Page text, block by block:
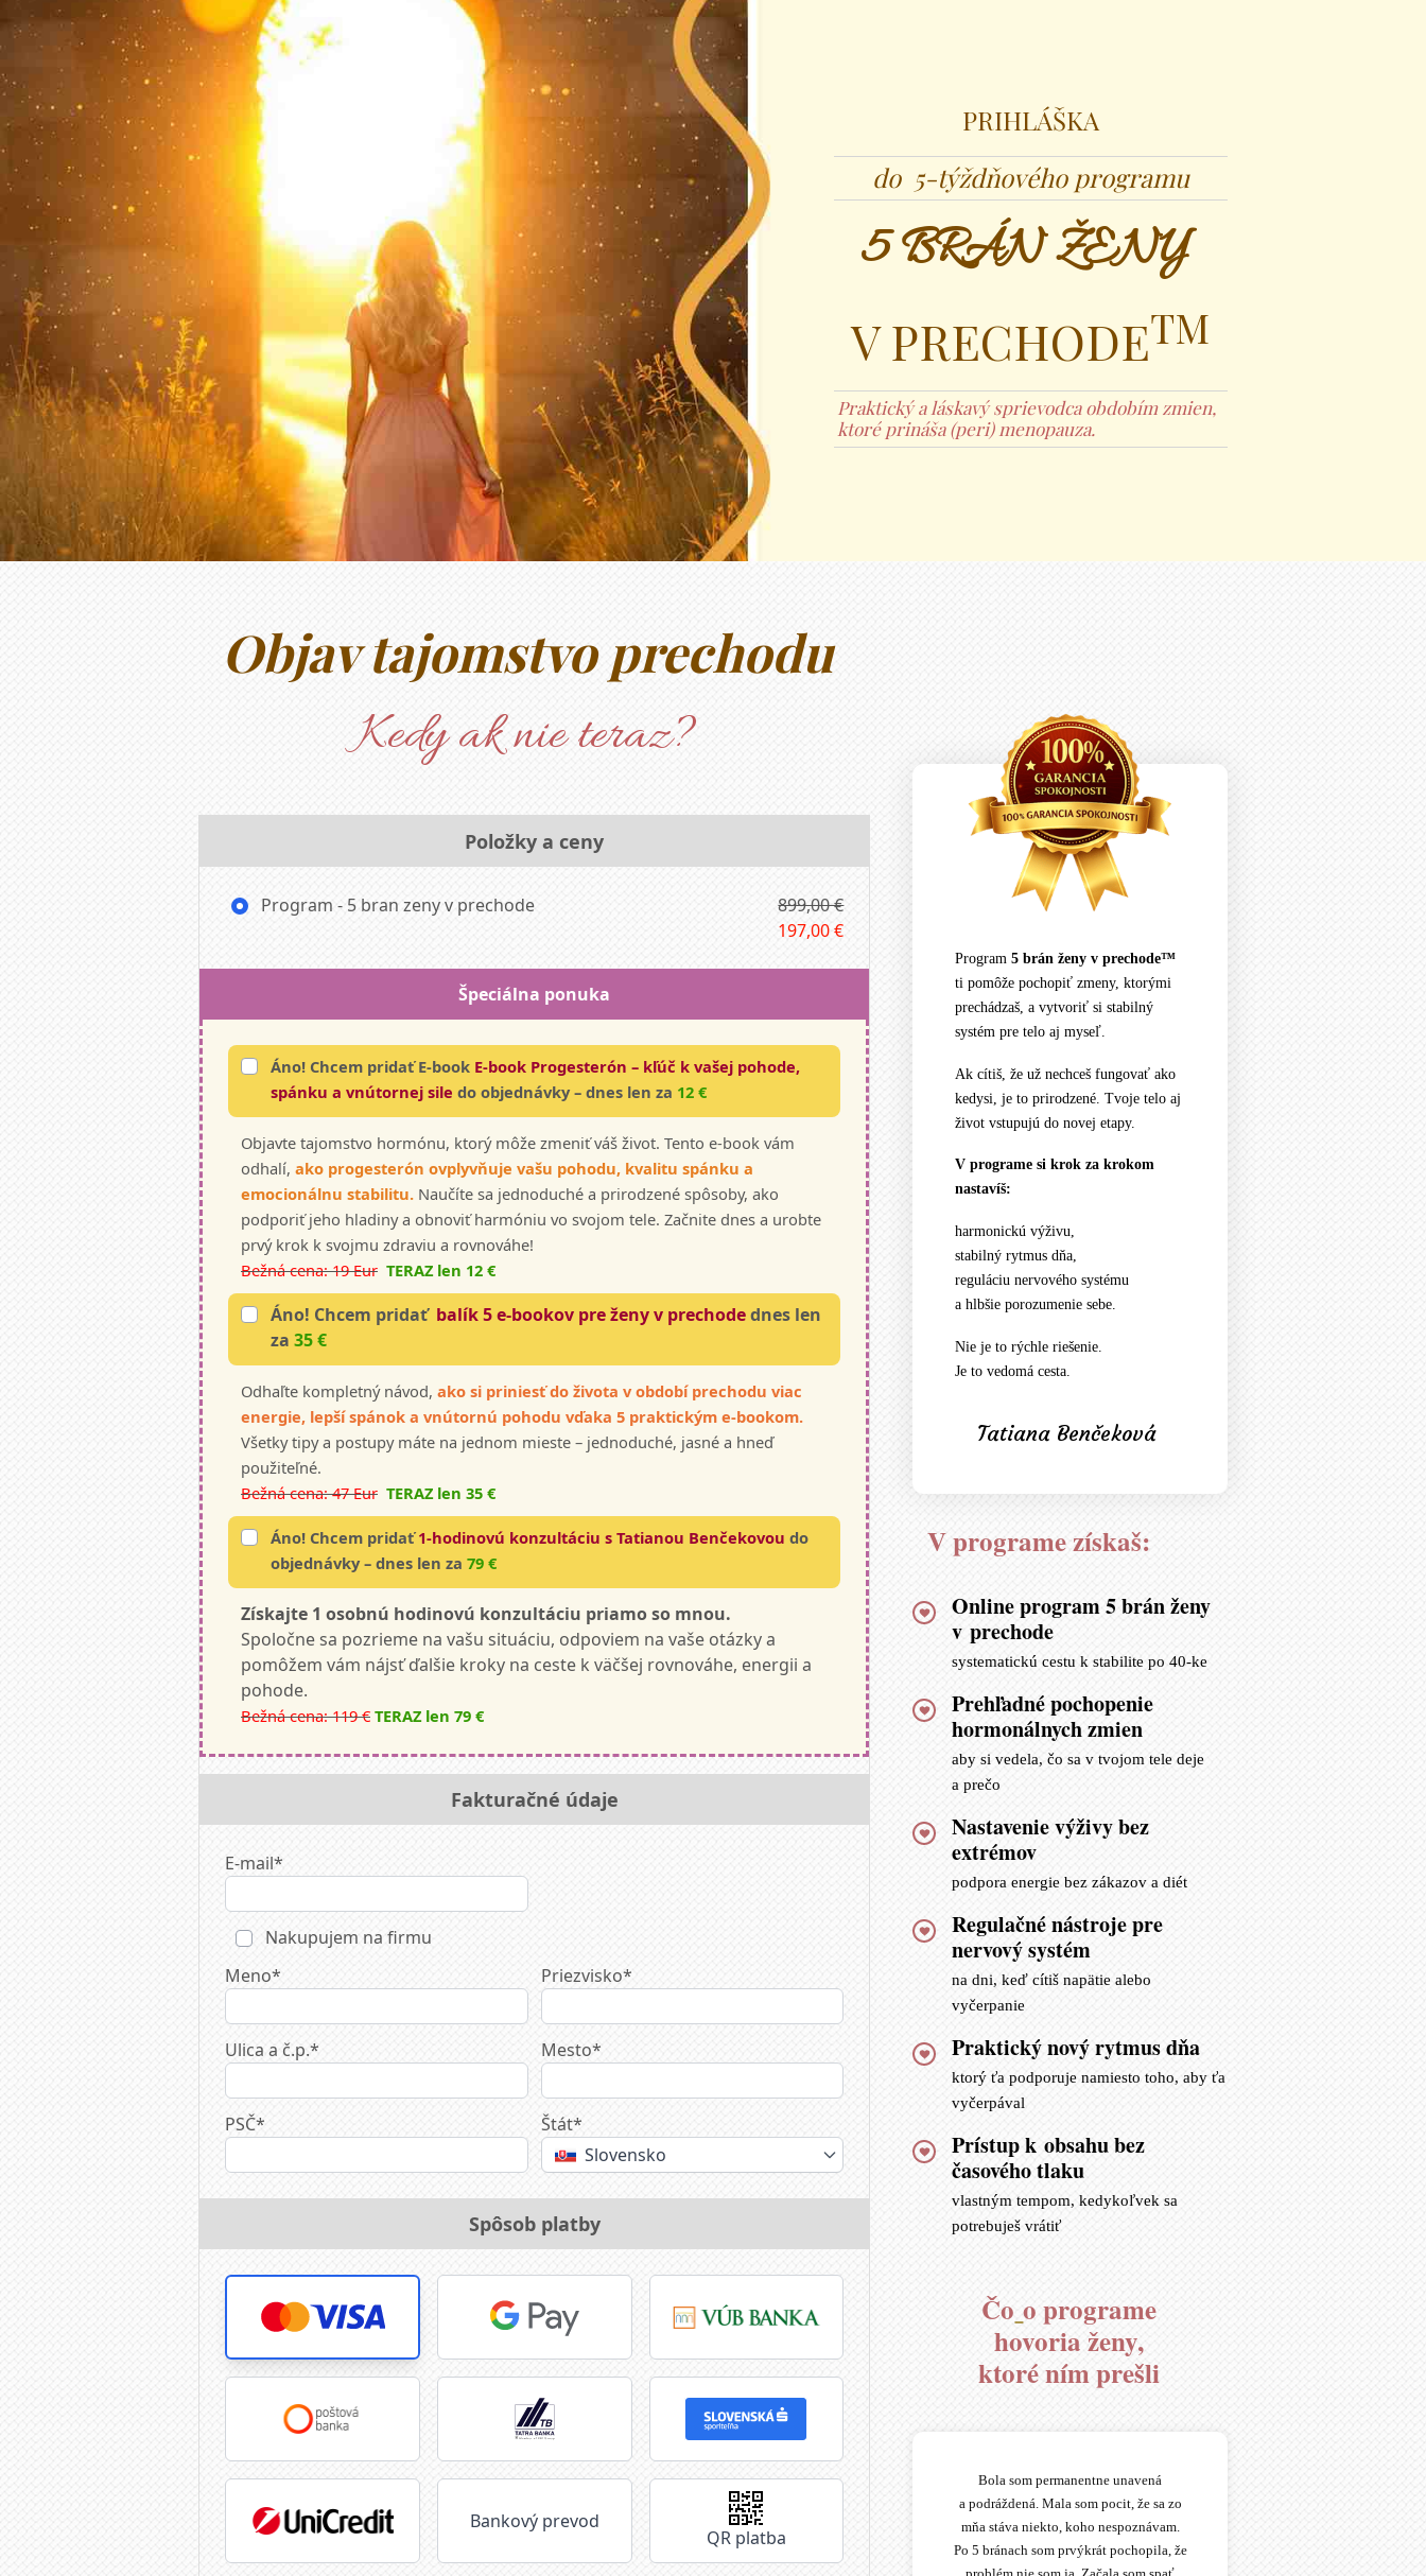
PRIHLÁŠKA
do 5-týždňového programu
5 BRÁN ŽENY
V PRECHODETM
Praktický a láskavý sprievodca obdobím zmien,
ktoré prináša (peri) menopauza.
Objav tajomstvo prechodu
Kedy ak nie teraz?
Položky a ceny
Program - 5 bran zeny v prechode
899,00 €
197,00 €
Špeciálna ponuka
Áno! Chcem pridať E-book E-book Progesterón – kľúč k vašej pohode,
spánku a vnútornej sile do objednávky – dnes len za 12 €
Objavte tajomstvo hormónu, ktorý môže zmeniť váš život. Tento e-book vám
odhalí, ako progesterón ovplyvňuje vašu pohodu, kvalitu spánku a
emocionálnu stabilitu. Naučíte sa jednoduché a prirodzené spôsoby, ako
podporiť jeho hladiny a obnoviť harmóniu vo svojom tele. Začnite dnes a urobte
prvý krok k svojmu zdraviu a rovnováhe!
Bežná cena: 19 Eur TERAZ len 12 €
Áno! Chcem pridať balík 5 e-bookov pre ženy v prechodednes len
za 35 €
Odhaľte kompletný návod, ako si priniesť do života v období prechodu viac
energie, lepší spánok a vnútornú pohodu vďaka 5 praktickým e-bookom.
Všetky tipy a postupy máte na jednom mieste – jednoduché, jasné a hneď
použiteľné.
Bežná cena: 47 Eur TERAZ len 35 €
Áno! Chcem pridať1-hodinovú konzultáciu s Tatianou Benčekovou do
objednávky – dnes len za 79 €
Získajte 1 osobnú hodinovú konzultáciu priamo so mnou.
Spoločne sa pozrieme na vašu situáciu, odpoviem na vaše otázky a
pomôžem vám nájsť ďalšie kroky na ceste k väčšej rovnováhe, energii a
pohode.
Bežná cena: 119 € TERAZ len 79 €
Fakturačné údaje
E-mail*
Nakupujem na firmu
Meno*
Priezvisko*
Ulica a č.p.* Mesto*
PSČ*
Štát*
Slovensko
Spôsob platby
Bankový prevod
QR platba
Program 5 brán ženy v prechode™
ti pomôže pochopiť zmeny, ktorými
prechádzaš, a vytvoriť si stabilný
systém pre telo aj myseľ.
Ak cítiš, že už nechceš fungovať ako
kedysi, je to prirodzené. Tvoje telo aj
život vstupujú do novej etapy.
V programe si krok za krokom
nastavíš:
harmonickú výživu,
stabilný rytmus dňa,
reguláciu nervového systému
a hlbšie porozumenie sebe.
Nie je to rýchle riešenie.
Je to vedomá cesta.
Tatiana Benčeková
V programe získaš:
Online program 5 brán ženy
v prechode
systematickú cestu k stabilite po 40-ke
Prehľadné pochopenie
hormonálnych zmien
aby si vedela, čo sa v tvojom tele deje
a prečo
Nastavenie výživy bez
extrémov
podpora energie bez zákazov a diét
Regulačné nástroje pre
nervový systém
na dni, keď cítiš napätie alebo
vyčerpanie
Praktický nový rytmus dňa
ktorý ťa podporuje namiesto toho, aby ťa
vyčerpával
Prístup k obsahu bez
časového tlaku
vlastným tempom, kedykoľvek sa
potrebuješ vrátiť
Čo o programe
hovoria ženy,
ktoré ním prešli
Bola som permanentne unavená
a podráždená. Mala som pocit, že sa zo
mňa stáva niekto, koho nespoznávam.
Po 5 bránach som prvýkrát pochopila, že